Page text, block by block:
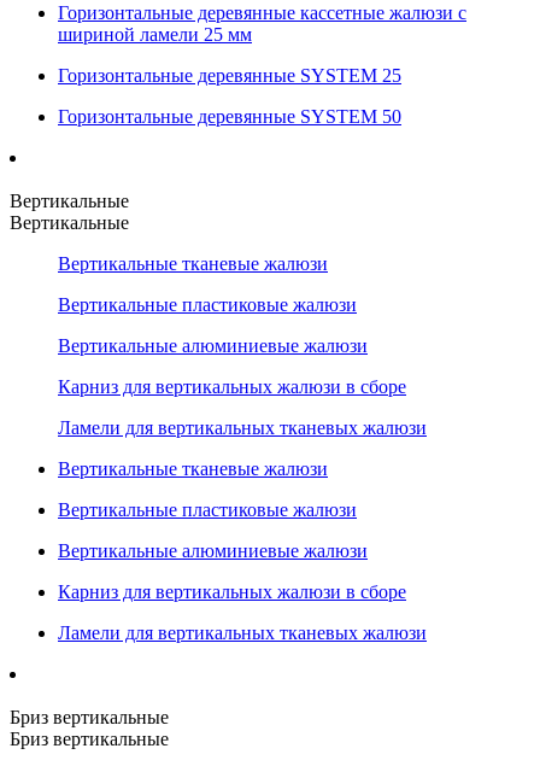
Горизонтальные деревянные кассетные жалюзи с
шириной ламели 25 мм
Горизонтальные деревянные SYSTEM 25
Горизонтальные деревянные SYSTEM 50
Вертикальные
Вертикальные
Вертикальные тканевые жалюзи
Вертикальные пластиковые жалюзи
Вертикальные алюминиевые жалюзи
Карниз для вертикальных жалюзи в сборе
Ламели для вертикальных тканевых жалюзи
Вертикальные тканевые жалюзи
Вертикальные пластиковые жалюзи
Вертикальные алюминиевые жалюзи
Карниз для вертикальных жалюзи в сборе
Ламели для вертикальных тканевых жалюзи
Бриз вертикальные
Бриз вертикальные